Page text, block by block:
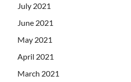
July 2021
June 2021
May 2021
April 2021
March 2021